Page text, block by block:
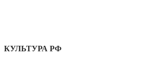
КУЛЬТУРА РФ